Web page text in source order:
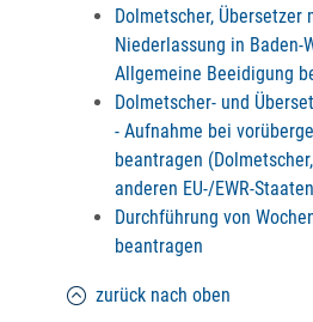
Dolmetscher, Übersetzer
Niederlassung in Baden-
Allgemeine Beeidigung
Dolmetscher- und
- Aufnahme bei
beantragen
anderen EU-/EWR-
Durchführung von
beantragen
zurück nach oben